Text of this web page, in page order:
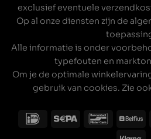
exclusief eventuele
Op al onze diensten zijn de
Alle informatie is onder
typefouten en
Om je de optimale
gebruik van cookies. Zie